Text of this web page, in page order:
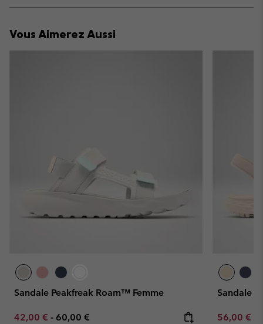
or
Vous Aimerez Aussi
Sandale Peakfreak Roam™ Femme
Minimum sale price:
42,00 € - Maximum price:
60,00 €
Sandale
Minimum
56,00 €